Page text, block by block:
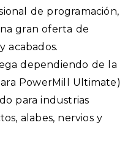
de programación,
gran oferta de
acabados.
dependiendo de la
PowerMill Ultimate)
para industrias
alabes, nervios y